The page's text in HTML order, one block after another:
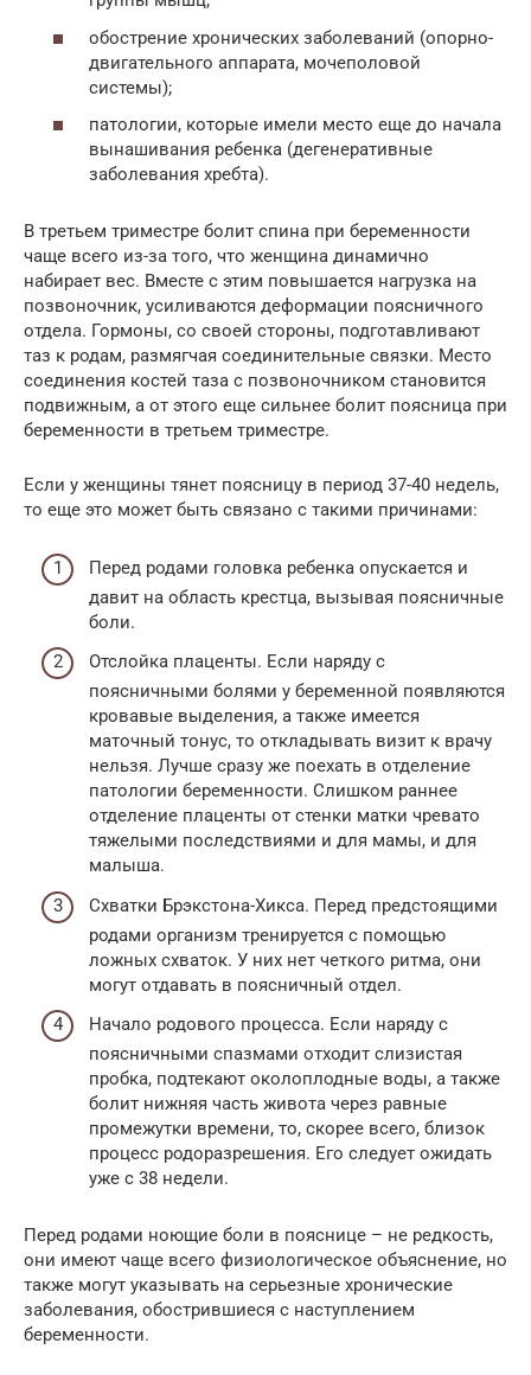
обострение хронических заболеваний (опорно-
двигательного аппарата, мочеполовой
системы);
патологии, которые имели место еще до начала
вынашивания ребенка (дегенеративные
заболевания хребта).
В третьем триместре болит спина при беременности
чаще всего из-за того, что женщина динамично
набирает вес. Вместе с этим повышается нагрузка на
позвоночник, усиливаются деформации поясничного
отдела. Гормоны, со своей стороны, подготавливают
таз к родам, размягчая соединительные связки. Место
соединения костей таза с позвоночником становится
подвижным, а от этого еще сильнее болит поясница при
беременности в третьем триместре.
Если у женщины тянет поясницу в период 37-40 недель,
то еще это может быть связано с такими причинами:
Перед родами головка ребенка опускается и
давит на область крестца, вызывая поясничные
боли.
Отслойка плаценты. Если наряду с
поясничными болями у беременной появляются
кровавые выделения, а также имеется
маточный тонус, то откладывать визит к врачу
нельзя. Лучше сразу же поехать в отделение
патологии беременности. Слишком раннее
отделение плаценты от стенки матки чревато
тяжелыми последствиями и для мамы, и для
малыша.
Схватки Брэкстона-Хикса. Перед предстоящими
родами организм тренируется с помощью
ложных схваток. У них нет четкого ритма, они
могут отдавать в поясничный отдел.
Начало родового процесса. Если наряду с
поясничными спазмами отходит слизистая
пробка, подтекают околоплодные воды, а также
болит нижняя часть живота через равные
промежутки времени, то, скорее всего, близок
процесс родоразрешения. Его следует ожидать
уже с 38 недели.
Перед родами ноющие боли в пояснице – не редкость,
они имеют чаще всего физиологическое объяснение, но
также могут указывать на серьезные хронические
заболевания, обострившиеся с наступлением
беременности.